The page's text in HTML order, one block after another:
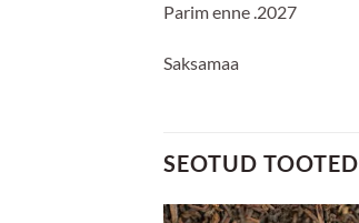
Parim enne .2027
Saksamaa
SEOTUD TOOTED